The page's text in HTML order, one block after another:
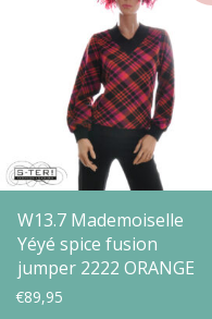
W13.7 Mademoiselle
Yéyé spice fusion
jumper 2222 ORANGE
€89,95